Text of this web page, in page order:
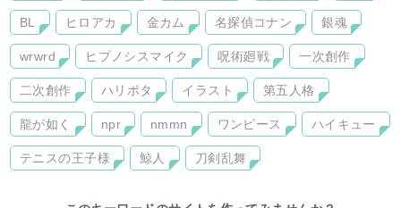
BL ヒロアカ 金カム 名探偵コナン 銀魂
wrwrd ヒプノシスマイク 呪術廻戦 一次創作
二次創作 ハリポタ イラスト 第五人格
龍が如く npr nmmn ワンピース ハイキュー
テニスの王子様 鯨人 刀剣乱舞